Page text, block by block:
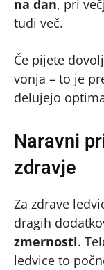
na dan, pri
tudi več.
Če pijete
vonja – to je
delujejo
Naravni
zdravje
Za zdrave
dragih
zmernosti.
ledvice to